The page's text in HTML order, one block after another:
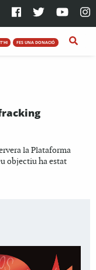
FES UNA DONACIÓ
la Plataforma
objectiu ha estat